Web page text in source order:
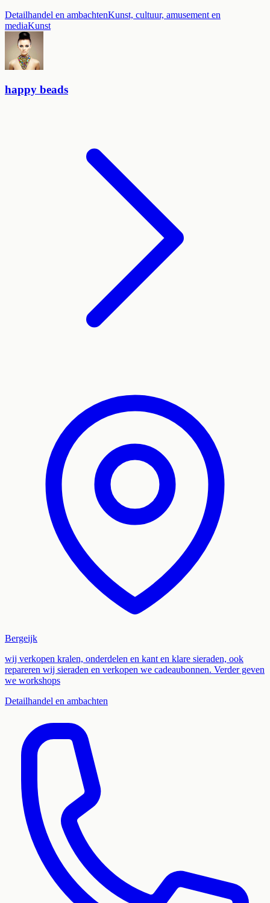
Detailhandel en ambachtenKunst, cultuur, amusement en
mediaKunst
happy beads
Bergeijk
wij verkopen kralen, onderdelen en kant en klare sieraden, ook
repareren wij sieraden en verkopen we cadeaubonnen. Verder geven
we workshops
Detailhandel en ambachten